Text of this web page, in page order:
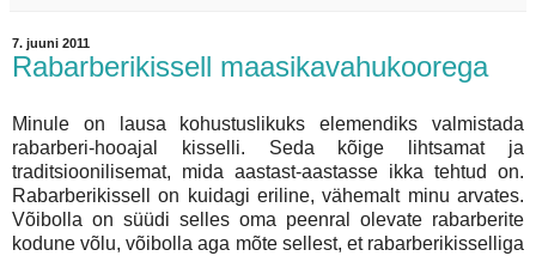
7. juuni 2011
Rabarberikissell maasikavahukoorega
Minule on lausa kohustuslikuks elemendiks valmistada
rabarberi-hooajal kisselli. Seda kõige lihtsamat ja
traditsioonilisemat, mida aastast-aastasse ikka tehtud on.
Rabarberikissell on kuidagi eriline, vähemalt minu arvates.
Võibolla on süüdi selles oma peenral olevate rabarberite
kodune võlu, võibolla aga mõte sellest, et rabarberikisselliga